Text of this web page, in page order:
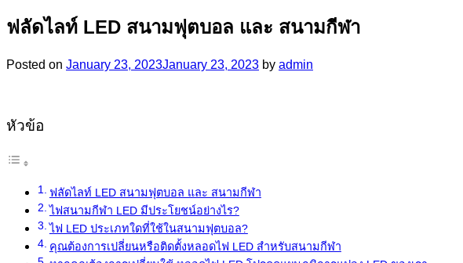
ฟลัดไลท์ LED สนามฟุตบอล และ สนามกีฬา
Posted on January 23, 2023January 23, 2023 by admin
หัวข้อ
ฟลัดไลท์ LED สนามฟุตบอล และ สนามกีฬา
ไฟสนามกีฬา LED มีประโยชน์อย่างไร?
ไฟ LED ประเภทใดที่ใช้ในสนามฟุตบอล?
คุณต้องการเปลี่ยนหรือติดตั้งหลอดไฟ LED สำหรับสนามกีฬา